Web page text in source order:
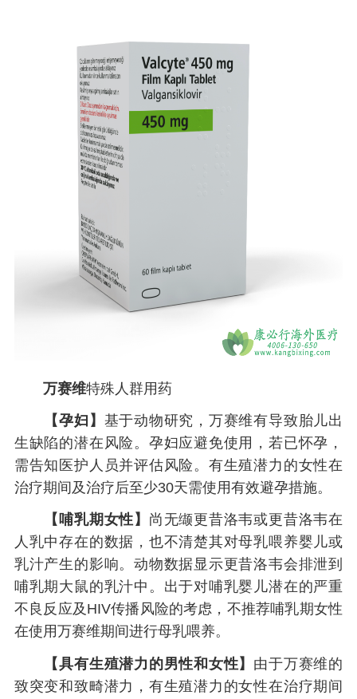
万赛维特殊人群用药
【孕妇】 基于动物研究，万赛维有导致胎儿出
生缺陷的潜在风险。孕妇应避免使用，若已怀孕，
需告知医护人员并评估风险。有生殖潜力的女性在
治疗期间及治疗后至少30天需使用有效避孕措施。
【哺乳期女性】 尚无缬更昔洛韦或更昔洛韦在
人乳中存在的数据，也不清楚其对母乳喂养婴儿或
乳汁产生的影响。动物数据显示更昔洛韦会排泄到
哺乳期大鼠的乳汁中。出于对哺乳婴儿潜在的严重
不良反应及HIV传播风险的考虑，不推荐哺乳期女性
在使用万赛维期间进行母乳喂养。
【具有生殖潜力的男性和女性】 由于万赛维的
致突变和致畸潜力，有生殖潜力的女性在治疗期间